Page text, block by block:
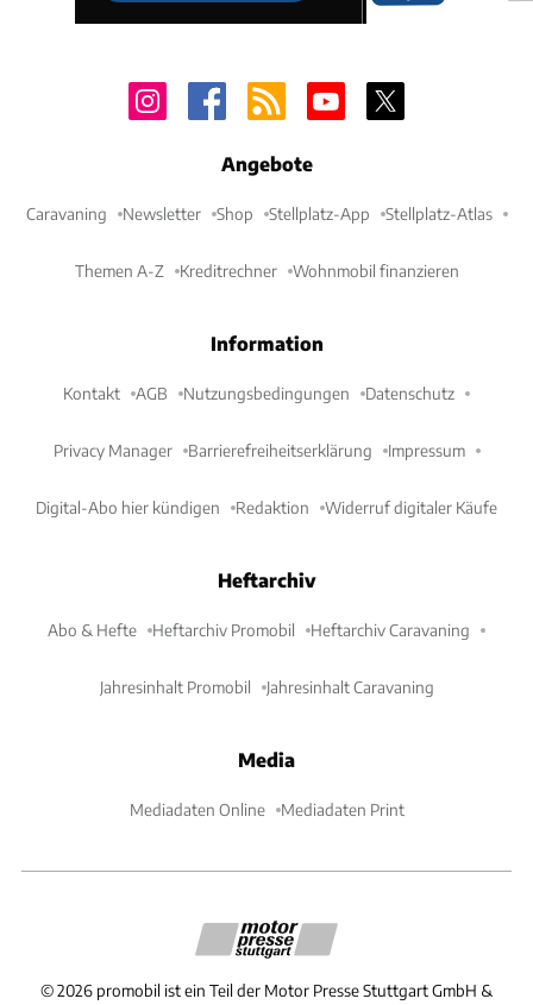
Angebote
Caravaning Newsletter Shop Stellplatz-App Stellplatz-Atlas
Themen A-Z Kreditrechner Wohnmobil finanzieren
Information
Kontakt AGB Nutzungsbedingungen Datenschutz
Privacy Manager Barrierefreiheitserklärung Impressum
Digital-Abo hier kündigen Redaktion Widerruf digitaler Käufe
Heftarchiv
Abo & Hefte Heftarchiv Promobil Heftarchiv Caravaning
Jahresinhalt Promobil Jahresinhalt Caravaning
Media
Mediadaten Online Mediadaten Print
©2026 promobil ist ein Teil der Motor Presse Stuttgart GmbH &